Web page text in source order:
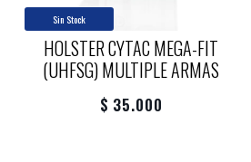
Sin Stock
HOLSTER CYTAC MEGA-FIT
(UHFSG) MULTIPLE ARMAS
$ 35.000